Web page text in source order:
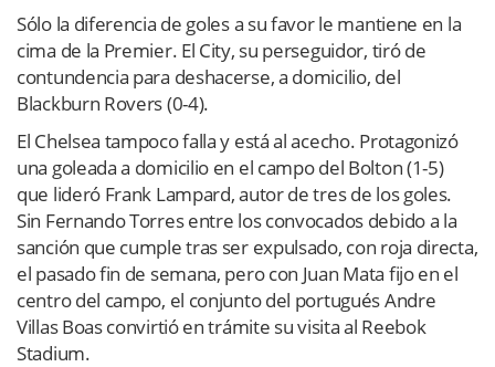
Sólo la diferencia de goles a su favor le mantiene en la
cima de la Premier. El City, su perseguidor, tiró de
contundencia para deshacerse, a domicilio, del
Blackburn Rovers (0-4).
El Chelsea tampoco falla y está al acecho. Protagonizó
una goleada a domicilio en el campo del Bolton (1-5)
que lideró Frank Lampard, autor de tres de los goles.
Sin Fernando Torres entre los convocados debido a la
sanción que cumple tras ser expulsado, con roja directa,
el pasado fin de semana, pero con Juan Mata fijo en el
centro del campo, el conjunto del portugués Andre
Villas Boas convirtió en trámite su visita al Reebok
Stadium.